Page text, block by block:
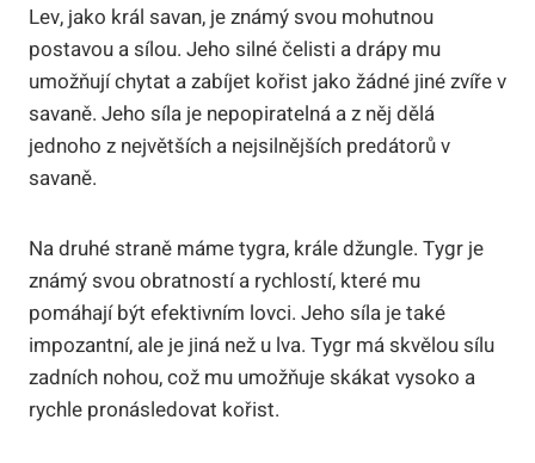
Lev, jako král savan, je známý svou mohutnou
postavou a sílou. Jeho silné čelisti a drápy mu
umožňují chytat a zabíjet kořist jako žádné jiné zvíře v
savaně. Jeho síla je nepopiratelná a z něj dělá
jednoho z největších a nejsilnějších predátorů v
savaně.
Na druhé straně máme tygra, krále džungle. Tygr je
známý svou obratností a rychlostí, které mu
pomáhají být efektivním lovci. Jeho síla je také
impozantní, ale je jiná než u lva. Tygr má skvělou sílu
zadních nohou, což mu umožňuje skákat vysoko a
rychle pronásledovat kořist.